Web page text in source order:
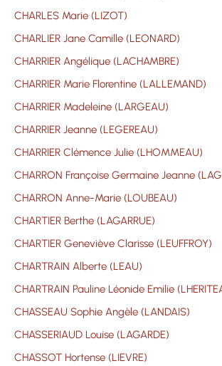
CHARLES Marie (LIZOT)
CHARLIER Jane Camille (LEONARD)
CHARRIER Angélique (LACHAMBRE)
CHARRIER Marie Florentine (LALLEMAND)
CHARRIER Madeleine (LARGEAU)
CHARRIER Jeanne (LEGEREAU)
CHARRIER Clémence Julie (LHOMMEAU)
CHARRON Françoise Germaine Jeanne
CHARRON Anne-Marie (LOUBEAU)
CHARTIER Berthe (LAGARRUE)
CHARTIER Geneviève Clarisse (LEUFFROY)
CHARTRAIN Alberte (LEAU)
CHARTRAIN Pauline Léonide Emilie
CHASSEAU Sophie Angèle (LANDAIS)
CHASSERIAUD Louise (LAGARDE)
CHASSOT Hortense (LIEVRE)